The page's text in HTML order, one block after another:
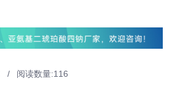
阅读数量:116